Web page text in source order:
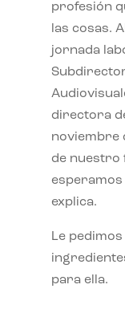
profesión
las cosas.
jornada
directora
noviembre
de nuestro
explica.
Le
para ella.